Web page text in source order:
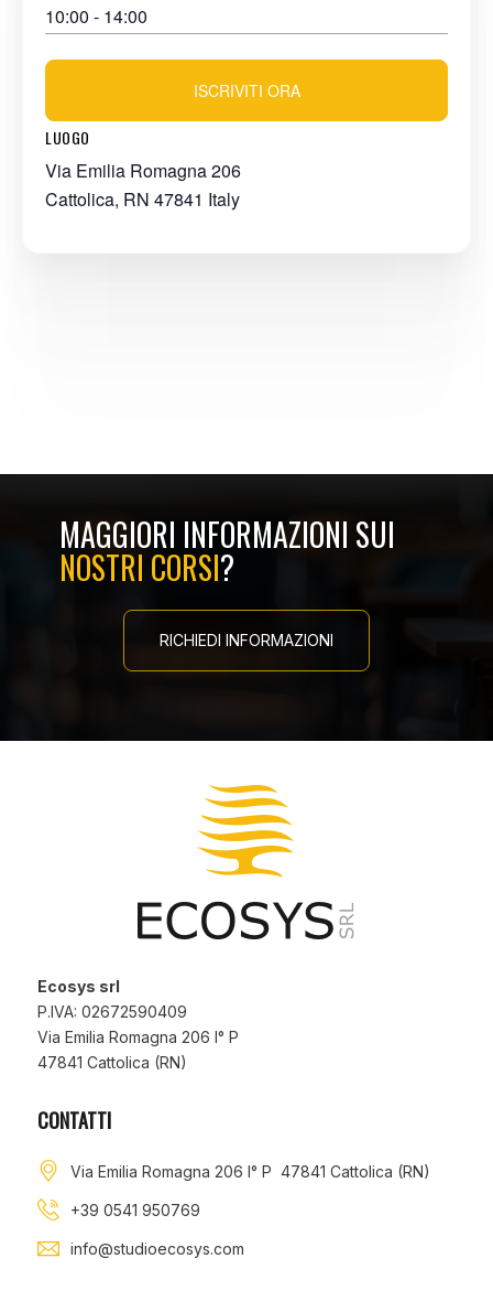
10:00 - 14:00
LUOGO
Via Emilia Romagna 206
Cattolica, RN 47841 Italy
ISCRIVITI ORA
MAGGIORI INFORMAZIONI SUI
NOSTRI CORSI?
RICHIEDI INFORMAZIONI
Ecosys srl
P.IVA: 02672590409
Via Emilia Romagna 206 I° P
47841 Cattolica (RN)
CONTATTI
Via Emilia Romagna 206 I° P 47841 Cattolica (RN)
+39 0541 950769
info@studioecosys.com